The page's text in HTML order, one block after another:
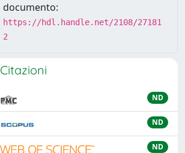
documento:
https://hdl.handle.net/2108/27181
2
Citazioni
ND
ND
ND